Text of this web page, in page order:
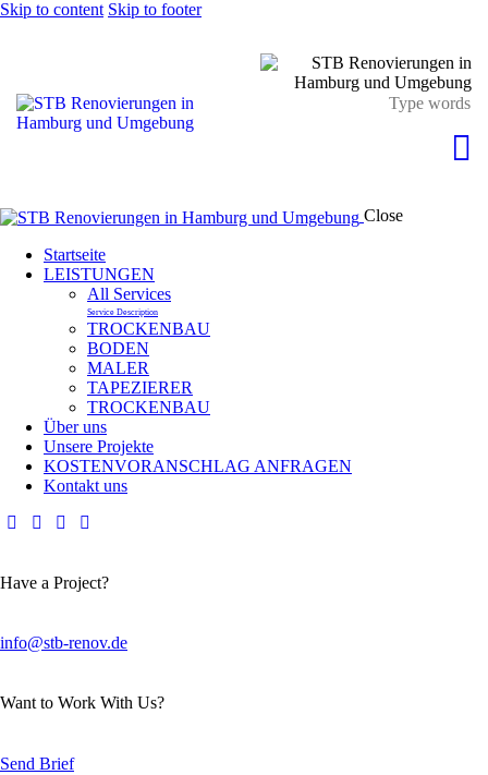
Skip to content Skip to footer
Close
Startseite
LEISTUNGEN
All Services
Service Description
TROCKENBAU
BODEN
MALER
TAPEZIERER
TROCKENBAU
Über uns
Unsere Projekte
KOSTENVORANSCHLAG ANFRAGEN
Kontakt uns
Have a Project?
info@stb-renov.de
Want to Work With Us?
Send Brief